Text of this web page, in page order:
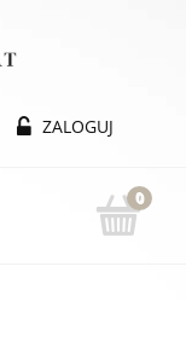
ZALOGUJ